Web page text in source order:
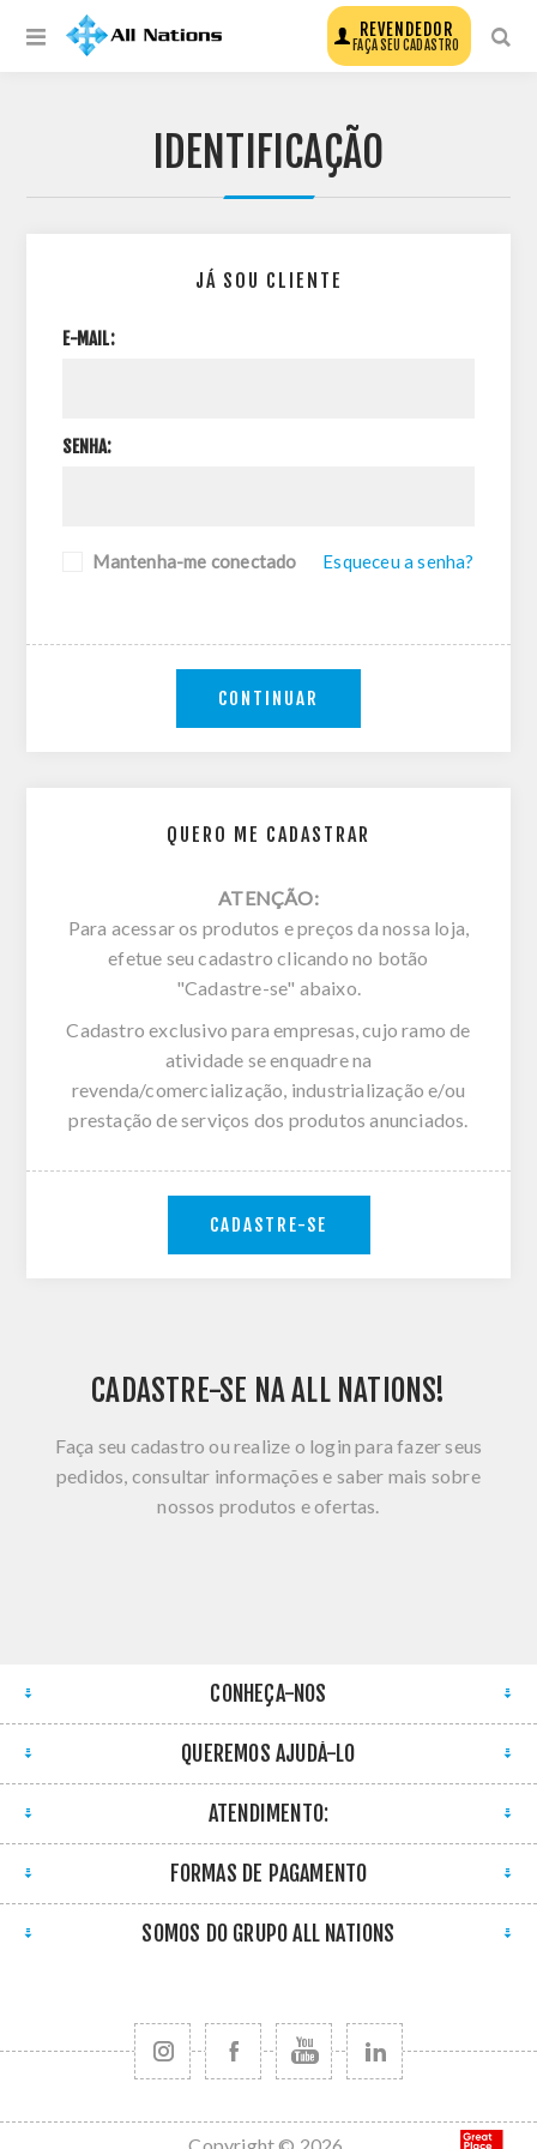
REVENDEDOR
FAÇA SEU CADASTRO
IDENTIFICAÇÃO
QUERO ME CADASTRAR
ATENÇÃO:
Para acessar os produtos e preços da nossa loja,
efetue seu cadastro clicando no botão
"Cadastre-se" abaixo.
Cadastro exclusivo para empresas, cujo ramo de
atividade se enquadre na
revenda/comercialização, industrialização e/ou
prestação de serviços dos produtos anunciados.
CADASTRE-SE
JÁ SOU CLIENTE
E-MAIL:
SENHA:
Mantenha-me conectado Esqueceu a senha?
CONTINUAR
CADASTRE-SE NA ALL NATIONS!
Faça seu cadastro ou realize o login para fazer seus
pedidos, consultar informações e saber mais sobre
nossos produtos e ofertas.
CONHEÇA-NOS
QUEREMOS AJUDÁ-LO
ATENDIMENTO:
FORMAS DE PAGAMENTO
SOMOS DO GRUPO ALL NATIONS